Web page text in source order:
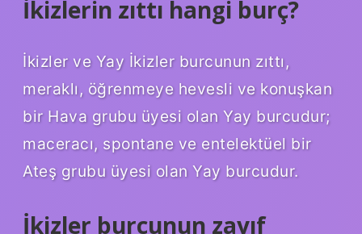
İkizlerin zıttı hangi burç?
İkizler ve Yay İkizler burcunun zıttı,
meraklı, öğrenmeye hevesli ve konuşkan
bir Hava grubu üyesi olan Yay burcudur;
maceracı, spontane ve entelektüel bir
Ateş grubu üyesi olan Yay burcudur.
İkizler burcunun zayıf